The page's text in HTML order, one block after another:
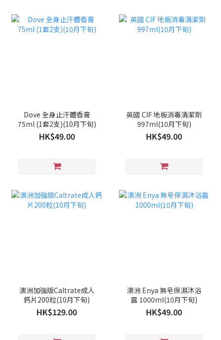
Dove 全身止汗體香膏
75ml (1套2支)(10月下旬)
HK$49.00
英國 CIF 地板消毒清潔劑
997ml(10月下旬)
HK$49.00
澳洲加強版Caltrate成人
鈣片200粒(10月下旬)
HK$129.00
澳洲 Enya 無皂保濕沐浴
露 1000ml(10月下旬)
HK$49.00